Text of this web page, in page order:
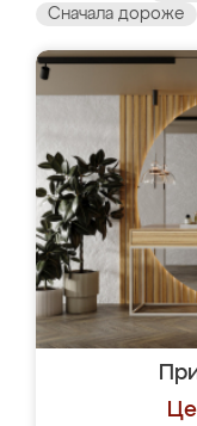
Сначала дороже